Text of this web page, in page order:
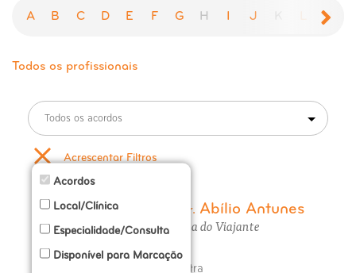
A B C D E F G H I J M
Todos os profissionais
Todos os acordos
Acrescentar Filtros
Acordos
Local/Clínica
Especialidade/Consulta
Disponível para Marcação
Prof. Dr. Abílio Antunes
Consulta do Viajante
Sintra